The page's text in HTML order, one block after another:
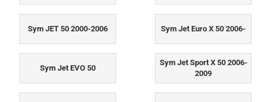
Sym JET 50 2000-2006 Sym Jet Euro X 50 2006-
Sym Jet EVO 50
Sym Jet Sport X 50 2006-
2009